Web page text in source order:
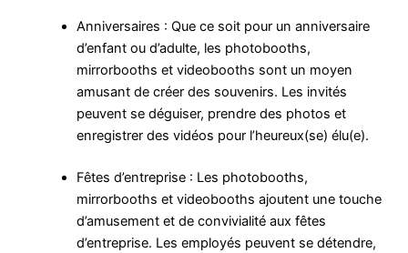
Anniversaires : Que ce soit pour un anniversaire
d’enfant ou d’adulte, les photobooths,
mirrorbooths et videobooths sont un moyen
amusant de créer des souvenirs. Les invités
peuvent se déguiser, prendre des photos et
enregistrer des vidéos pour l’heureux(se) élu(e).
Fêtes d’entreprise : Les photobooths,
mirrorbooths et videobooths ajoutent une touche
d’amusement et de convivialité aux fêtes
d’entreprise. Les employés peuvent se détendre,